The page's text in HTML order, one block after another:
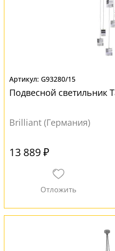
G93280/15
Подвесной светильник
Brilliant (Германия)
13 889 ₽